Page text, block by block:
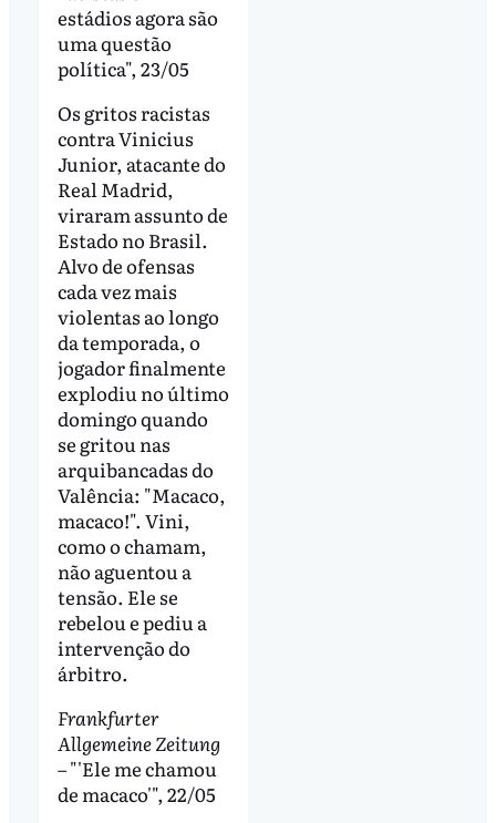
estádios agora são
uma questão
política", 23/05
Os gritos racistas
contra Vinicius
Junior, atacante do
Real Madrid,
viraram assunto de
Estado no Brasil.
Alvo de ofensas
cada vez mais
violentas ao longo
da temporada, o
jogador finalmente
explodiu no último
domingo quando
se gritou nas
arquibancadas do
Valência: "Macaco,
macaco!". Vini,
como o chamam,
não aguentou a
tensão. Ele se
rebelou e pediu a
intervenção do
árbitro.
Frankfurter
Allgemeine Zeitung
– "'Ele me chamou
de macaco'", 22/05